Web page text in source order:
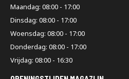
Maandag: 08:00 - 17:00
Dinsdag: 08:00 - 17:00
Woensdag: 08:00 - 17:00
Donderdag: 08:00 - 17:00
Vrijdag: 08:00 - 16:30